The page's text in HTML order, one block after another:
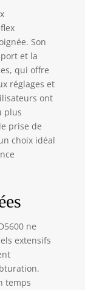
Son
et la
qui offre
réglages et
ont
plus
prise de
choix idéal
ne
extensifs
temps